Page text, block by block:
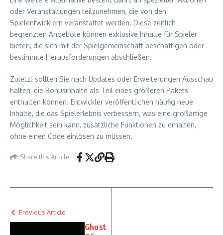
oder Veranstaltungen teilzunehmen, die von den
Spielentwicklern veranstaltet werden. Diese zeitlich
begrenzten Angebote können exklusive Inhalte für Spieler
bieten, die sich mit der Spielgemeinschaft beschäftigen oder
bestimmte Herausforderungen abschließen.
Zuletzt sollten Sie nach Updates oder Erweiterungen Ausschau
halten, die Bonusinhalte als Teil eines größeren Pakets
enthalten können. Entwickler veröffentlichen häufig neue
Inhalte, die das Spielerlebnis verbessern, was eine großartige
Möglichkeit sein kann, zusätzliche Funktionen zu erhalten,
ohne einen Code einlösen zu müssen.
Share this Article
Previous Article
Ghost